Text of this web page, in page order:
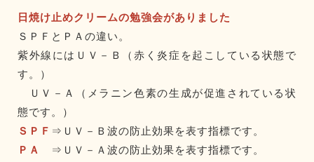
日焼け止めクリームの勉強会がありました
ＳＰＦとＰＡの違い。
紫外線にはＵＶ－Ｂ（赤く炎症を起こしている状態で
す。）
ＵＶ－Ａ（メラニン色素の生成が促進されている状
態です。）
ＳＰＦ ⇒ＵＶ－Ｂ波の防止効果を表す指標です。
ＰＡ
⇒ＵＶ－Ａ波の防止効果を表す指標です。